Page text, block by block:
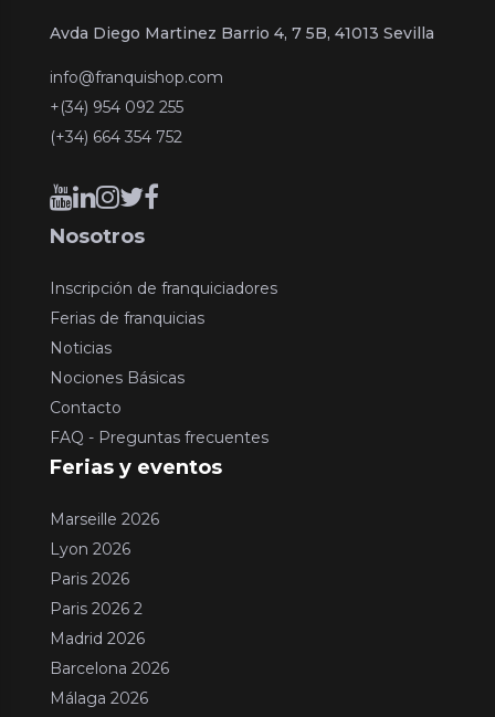
Avda Diego Martinez Barrio 4, 7 5B, 41013 Sevilla
info@franquishop.com
+(34) 954 092 255
(+34) 664 354 752
Nosotros
Inscripción de franquiciadores
Ferias de franquicias
Noticias
Nociones Básicas
Contacto
FAQ - Preguntas frecuentes
Ferias y eventos
Marseille 2026
Lyon 2026
Paris 2026
Paris 2026 2
Madrid 2026
Barcelona 2026
Málaga 2026